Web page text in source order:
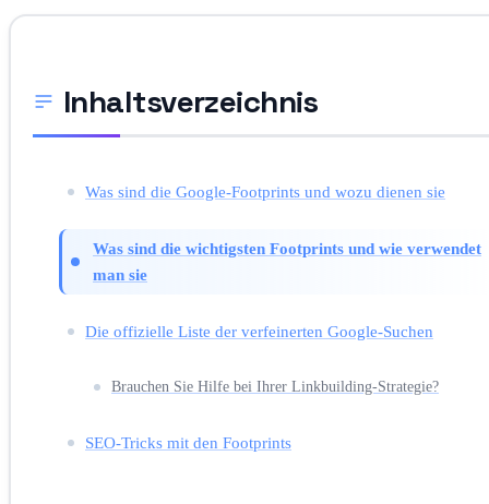
Inhaltsverzeichnis
Was sind die Google-Footprints und wozu dienen sie
Was sind die wichtigsten Footprints und wie verwendet
man sie
Die offizielle Liste der verfeinerten Google-Suchen
Brauchen Sie Hilfe bei Ihrer Linkbuilding-Strategie?
SEO-Tricks mit den Footprints